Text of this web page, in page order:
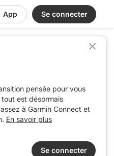
App Se connecter
pensée pour vous
est désormais
à Garmin Connect et
En savoir plus
Se connecter